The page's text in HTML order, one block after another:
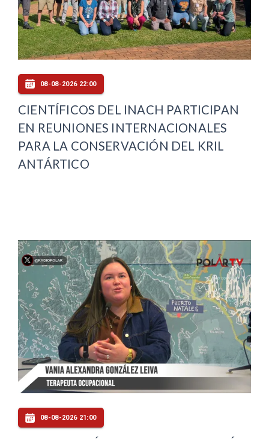
08-08-2026 22:00
CIENTÍFICOS DEL INACH PARTICIPAN
EN REUNIONES INTERNACIONALES
PARA LA CONSERVACIÓN DEL KRIL
ANTÁRTICO
08-08-2026 21:00